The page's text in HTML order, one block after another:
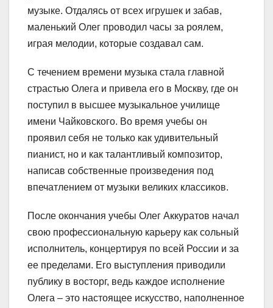
музыке. Отдалясь от всех игрушек и забав,
маленький Олег проводил часы за роялем,
играя мелодии, которые создавал сам.
С течением времени музыка стала главной
страстью Олега и привела его в Москву, где он
поступил в высшее музыкальное училище
имени Чайковского. Во время учебы он
проявил себя не только как удивительный
пианист, но и как талантливый композитор,
написав собственные произведения под
впечатлением от музыки великих классиков.
После окончания учебы Олег Аккуратов начал
свою профессиональную карьеру как сольный
исполнитель, концертируя по всей России и за
ее пределами. Его выступления приводили
публику в восторг, ведь каждое исполнение
Олега – это настоящее искусство, наполненное